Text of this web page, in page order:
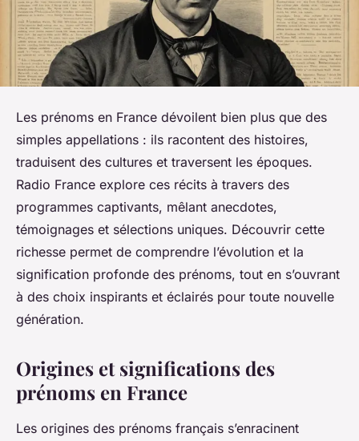
Les prénoms en France dévoilent bien plus que des
simples appellations : ils racontent des histoires,
traduisent des cultures et traversent les époques.
Radio France explore ces récits à travers des
programmes captivants, mêlant anecdotes,
témoignages et sélections uniques. Découvrir cette
richesse permet de comprendre l’évolution et la
signification profonde des prénoms, tout en s’ouvrant
à des choix inspirants et éclairés pour toute nouvelle
génération.
Origines et significations des
prénoms en France
Les origines des prénoms français s’enracinent